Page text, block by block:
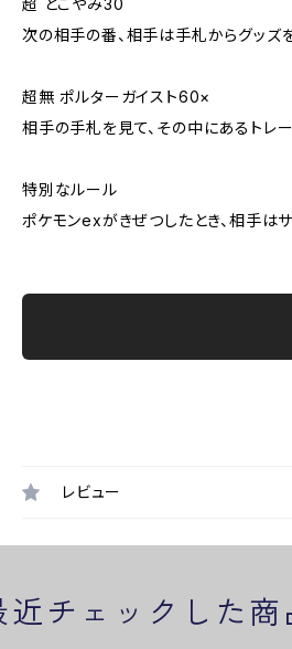
超 とこやみ30
次の相手の番、相手は手札からグッズ
超無 ポルターガイスト60×
相手の手札を見て、その中にあるトレ
特別なルール
ポケモンexがきぜつしたとき、相手はサ
レビュー
近チェックした商